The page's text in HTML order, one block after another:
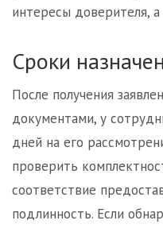
интересы доверителя,
Сроки
После получения
документами, у
дней на его
проверить
соответствие
подлинность. Если